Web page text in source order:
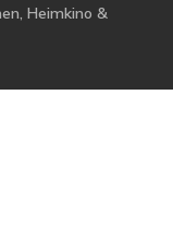
Heimkino &